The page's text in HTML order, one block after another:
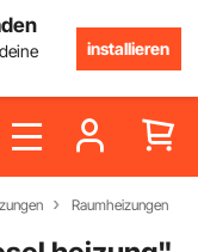
installieren
Raumheizungen